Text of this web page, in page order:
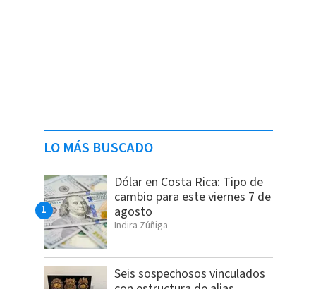
LO MÁS BUSCADO
Dólar en Costa Rica: Tipo de
cambio para este viernes 7 de
agosto
Indira Zúñiga
Seis sospechosos vinculados